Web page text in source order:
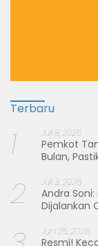
Terbaru
1 Juli 8, 2026
Pemkot
Bulan,
2 Juli 3, 2026
Andra
Dijalankan
Juni 25, 2026
Resmi!